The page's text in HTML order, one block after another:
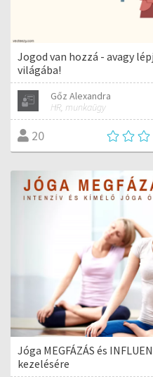
Jogod van hozzá - avagy
világába!
Gőz Alexandra
HR, munkaügy
20
Jóga MEGFÁZÁS és
kezelésére